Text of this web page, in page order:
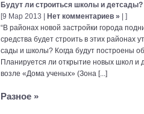
Будут ли строиться школы и детсады?
[9 Мар 2013 |
Нет комментариев » | ]
“В районах новой застройки города
средства будет строить в этих районах
сады и школы? Когда будут построены
Планируется ли открытие новых школ и
возле «Дома ученых» (Зона [...]
Разное »